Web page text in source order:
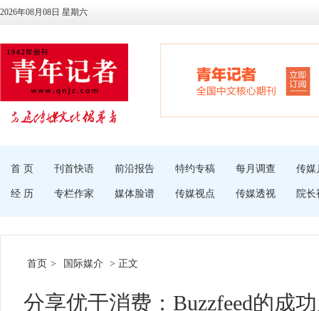
2026年08月08日 星期六
首 页 刊首快语 前沿报告 特约专稿 每月调查 传媒
经 历 专栏作家 媒体脸谱 传媒视点 传媒透视 院长
首页 > 国际媒介 > 正文
分享优于消费：Buzzfeed的成